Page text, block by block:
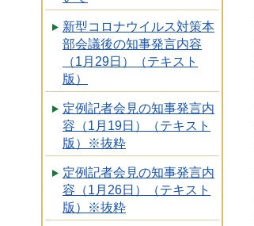
新型コロナウイルス対策本
部会議後の知事発言内容
（1月29日）（テキスト
版）
定例記者会見の知事発言内
容（1月19日）（テキスト
版）※抜粋
定例記者会見の知事発言内
容（1月26日）（テキスト
版）※抜粋